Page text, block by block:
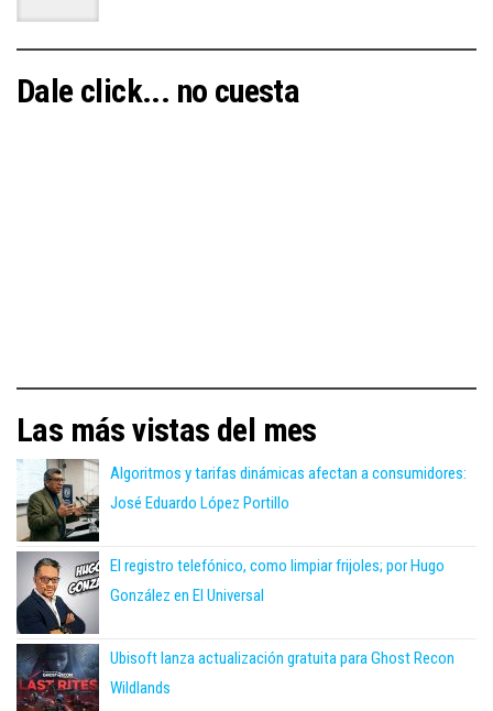
Dale click... no cuesta
Las más vistas del mes
Algoritmos y tarifas dinámicas afectan a consumidores:
José Eduardo López Portillo
El registro telefónico, como limpiar frijoles; por Hugo
González en El Universal
Ubisoft lanza actualización gratuita para Ghost Recon
Wildlands